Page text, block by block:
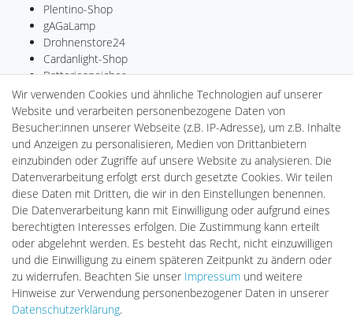
Plentino-Shop
gAGaLamp
Drohnenstore24
Cardanlight-Shop
Batteriespeicher
PlentiSolar
Gebrauchtlicht
Ledkauf
DEYESOLAR
Lightech Connect
CardanLight Europe
FORTIMO LEDs
LED-RETROSHOP
Wallbox24
Impressum Daten­schutz­erklärung AGB
Wir verwenden Cookies und ähnliche Technologien auf unserer
Website und verarbeiten personenbezogene Daten von
Besucher:innen unserer Webseite (z.B. IP-Adresse), um z.B. Inhalte
und Anzeigen zu personalisieren, Medien von Drittanbietern
einzubinden oder Zugriffe auf unsere Website zu analysieren. Die
Datenverarbeitung erfolgt erst durch gesetzte Cookies. Wir teilen
diese Daten mit Dritten, die wir in den Einstellungen benennen.
Die Datenverarbeitung kann mit Einwilligung oder aufgrund eines
berechtigten Interesses erfolgen. Die Zustimmung kann erteilt
oder abgelehnt werden. Es besteht das Recht, nicht einzuwilligen
und die Einwilligung zu einem späteren Zeitpunkt zu ändern oder
zu widerrufen. Beachten Sie unser Impressum und weitere
Hinweise zur Verwendung personenbezogener Daten in unserer
Daten­schutz­erklärung.